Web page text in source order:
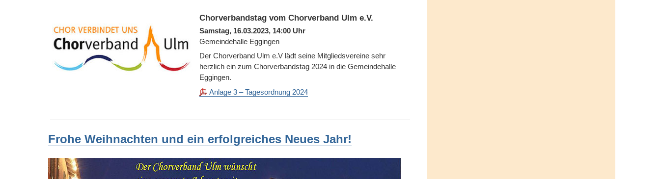
Chorverbandstag vom Chorverband Ulm e.V.
Samstag, 16.03.2023, 14:00 Uhr
Gemeindehalle Eggingen
Der Chorverband Ulm e.V lädt seine Mitgliedsvereine sehr
herzlich ein zum Chorverbandstag 2024 in die Gemeindehalle
Eggingen.
Anlage 3 – Tagesordnung 2024
Frohe Weihnachten und ein erfolgreiches Neues Jahr!